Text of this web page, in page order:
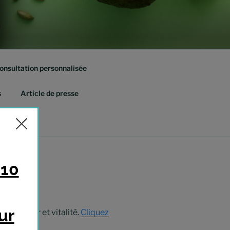
personnalisée
Article de presse
minceur et vitalité. Cliquez